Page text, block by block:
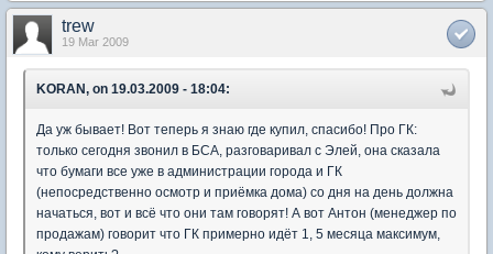
trew
19 Mar 2009
KORAN, on 19.03.2009 - 18:04:
Да уж бывает! Вот теперь я знаю где купил, спасибо! Про ГК:
только сегодня звонил в БСА, разговаривал с Элей, она сказала
что бумаги все уже в администрации города и ГК
(непосредственно осмотр и приёмка дома) со дня на день должна
начаться, вот и всё что они там говорят! А вот Антон (менеджер по
продажам) говорит что ГК примерно идёт 1, 5 месяца максимум,